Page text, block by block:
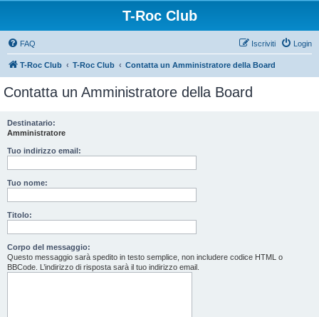
T-Roc Club
FAQ Login
Iscriviti
T-Roc Club T-Roc Club Contatta un Amministratore della Board
Contatta un Amministratore della Board
Destinatario:
Amministratore
Tuo indirizzo email:
Tuo nome:
Titolo:
Corpo del messaggio:
Questo messaggio sarà spedito in testo semplice, non includere codice HTML o
BBCode. L’indirizzo di risposta sarà il tuo indirizzo email.